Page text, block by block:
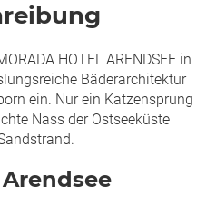
HOTEL ARENDSEE in
Bäderarchitektur
ein. Nur ein Katzensprung
Nass der Ostseeküste